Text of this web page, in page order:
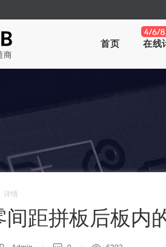
首页 在线
详情
间距拼板后板内